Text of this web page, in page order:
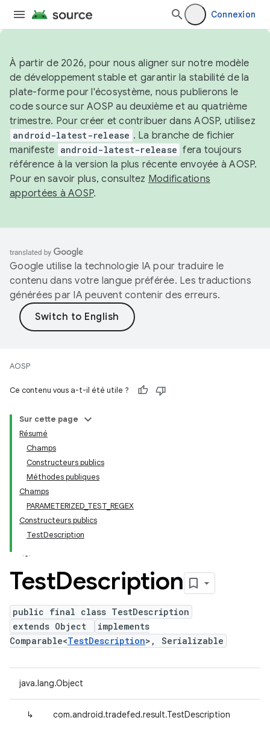
Connexion
À partir de 2026, pour nous aligner sur notre modèle
de développement stable et garantir la stabilité de la
plate-forme pour l'écosystème, nous publierons le
code source sur AOSP au deuxième et au quatrième
trimestre. Pour créer et contribuer dans AOSP, utilisez
android-latest-release . La branche de fichier
manifeste android-latest-release fera toujours
référence à la version la plus récente envoyée à AOSP.
Pour en savoir plus, consultez Modifications
apportées à AOSP.
Google utilise la technologie IA pour traduire le
contenu dans votre langue préférée. Les traductions
générées par IA peuvent contenir des erreurs.
AOSP
Ce contenu vous a-t-il été utile ?
Sur cette page
Résumé
Champs
Constructeurs publics
Méthodes publiques
Champs
PARAMETERIZED_TEST_REGEX
Constructeurs publics
TestDescription
TestDescription
public final class TestDescription
extends Object
implements
Comparable<TestDescription>, Serializable
java.lang.Object
↳ com.android.tradefed.result.TestDescription